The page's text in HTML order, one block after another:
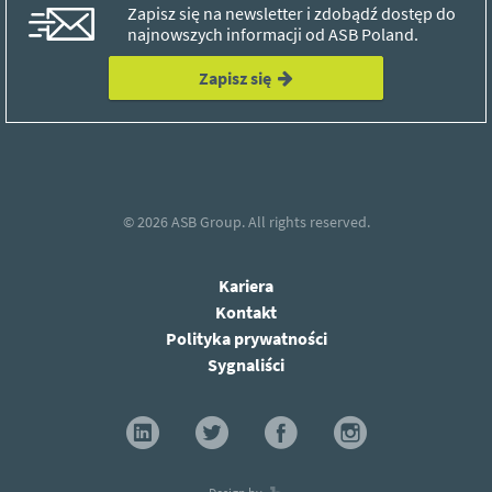
Zapisz się na newsletter i zdobądź dostęp do
najnowszych informacji od ASB Poland.
Zapisz się
© 2026ASB Group.All rights reserved.
Kariera
Kontakt
Polityka prywatności
Sygnaliści